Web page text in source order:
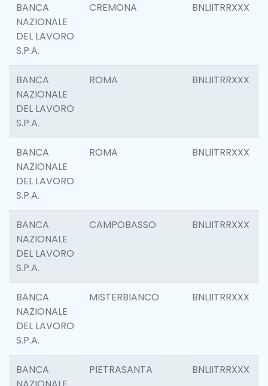
BANCA
NAZIONALE
DEL LAVORO
S.P.A.
CREMONA BNLIITRRXXX
BANCA
NAZIONALE
DEL LAVORO
S.P.A.
ROMA BNLIITRRXXX
BANCA
NAZIONALE
DEL LAVORO
S.P.A.
ROMA BNLIITRRXXX
BANCA
NAZIONALE
DEL LAVORO
S.P.A.
CAMPOBASSO BNLIITRRXXX
BANCA
NAZIONALE
DEL LAVORO
S.P.A.
MISTERBIANCO BNLIITRRXXX
BANCA
PIETRASANTA BNLIITRRXXX